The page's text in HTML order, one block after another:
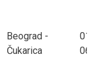
Beograd -
Čukarica